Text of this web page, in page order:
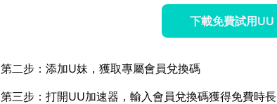
下載免費試用UU
第二步：添加U妹，獲取專屬會員兌換碼
第三步：打開UU加速器，輸入會員兌換碼獲得免費時長